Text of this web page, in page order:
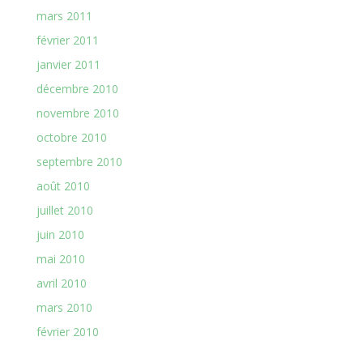
mars 2011
février 2011
janvier 2011
décembre 2010
novembre 2010
octobre 2010
septembre 2010
août 2010
juillet 2010
juin 2010
mai 2010
avril 2010
mars 2010
février 2010